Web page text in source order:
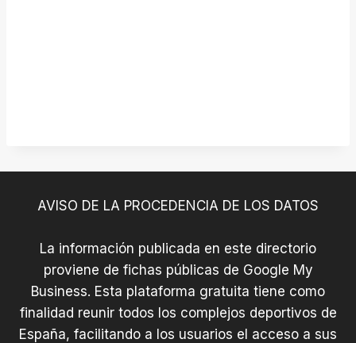
AVISO DE LA PROCEDENCIA DE LOS DATOS
La información publicada en este directorio
proviene de fichas públicas de Google My
Business. Esta plataforma gratuita tiene como
finalidad reunir todos los complejos deportivos de
España, facilitando a los usuarios el acceso a sus